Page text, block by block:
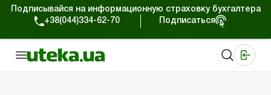
Подписывайся на информационную страховку бухгалтера
+38(044)334-62-70
Подписаться